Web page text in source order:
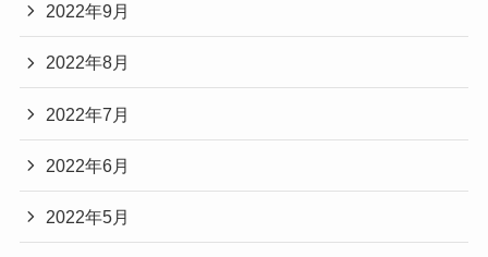
2022年9月
2022年8月
2022年7月
2022年6月
2022年5月